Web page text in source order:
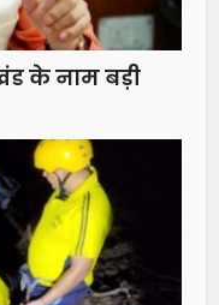
के नाम बड़ी